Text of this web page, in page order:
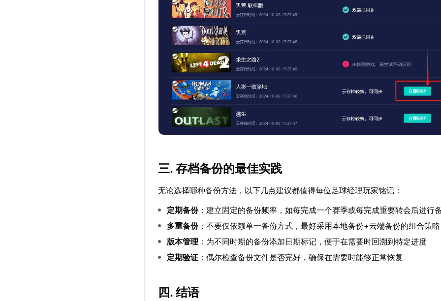
三. 存档备份的最佳实践
无论选择哪种备份方法，以下几点建议都值得每位足球经理玩家铭记：
定期备份：建立固定的备份频率，如每完成一个赛季或每完成重要转会后进行
多重备份：不要仅依赖单一备份方式，最好采用本地备份+云端备份的组合策略
版本管理 ：为不同时期的备份添加日期标记，便于在需要时回溯到特定进度
定期验证 ：偶尔检查备份文件是否完好，确保在需要时能够正常恢复
四. 结语